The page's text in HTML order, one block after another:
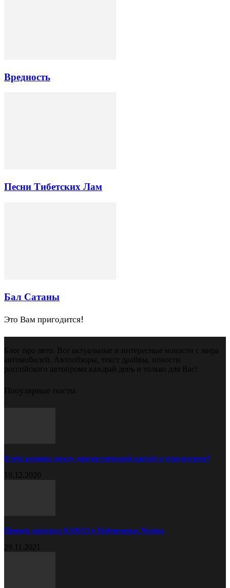
Вредность
Песни Тибетских Лам
Бал Сатаны
Это Вам пригодится!
Блог про авто. Все актуальные и интересные новости с мира
автомобилей. Автообзоры, текст драйвы, новости
российского автопрома каждый день и только для Вас!
Популярные посты
В чём разница между диагностической картой и техосмотром?
19.12.2020
Прицеп самосвал КАМАЗ в Набережных Челнах
29.11.2021